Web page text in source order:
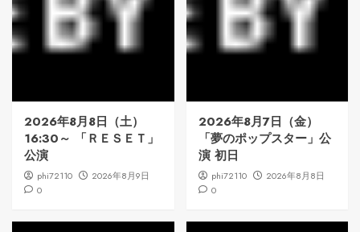
2026年8月8日（土）
16:30～ 「ＲＥＳＥＴ」
公演
phi72110
2026年8月9日
0
2026年8月7日（金）
「夢のポップスター」公
演 初日
phi72110
2026年8月8日
0